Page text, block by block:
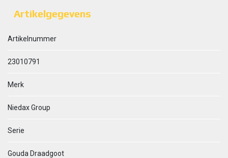
Artikelgegevens
Artikelnummer
23010791
Merk
Niedax Group
Serie
Gouda Draadgoot